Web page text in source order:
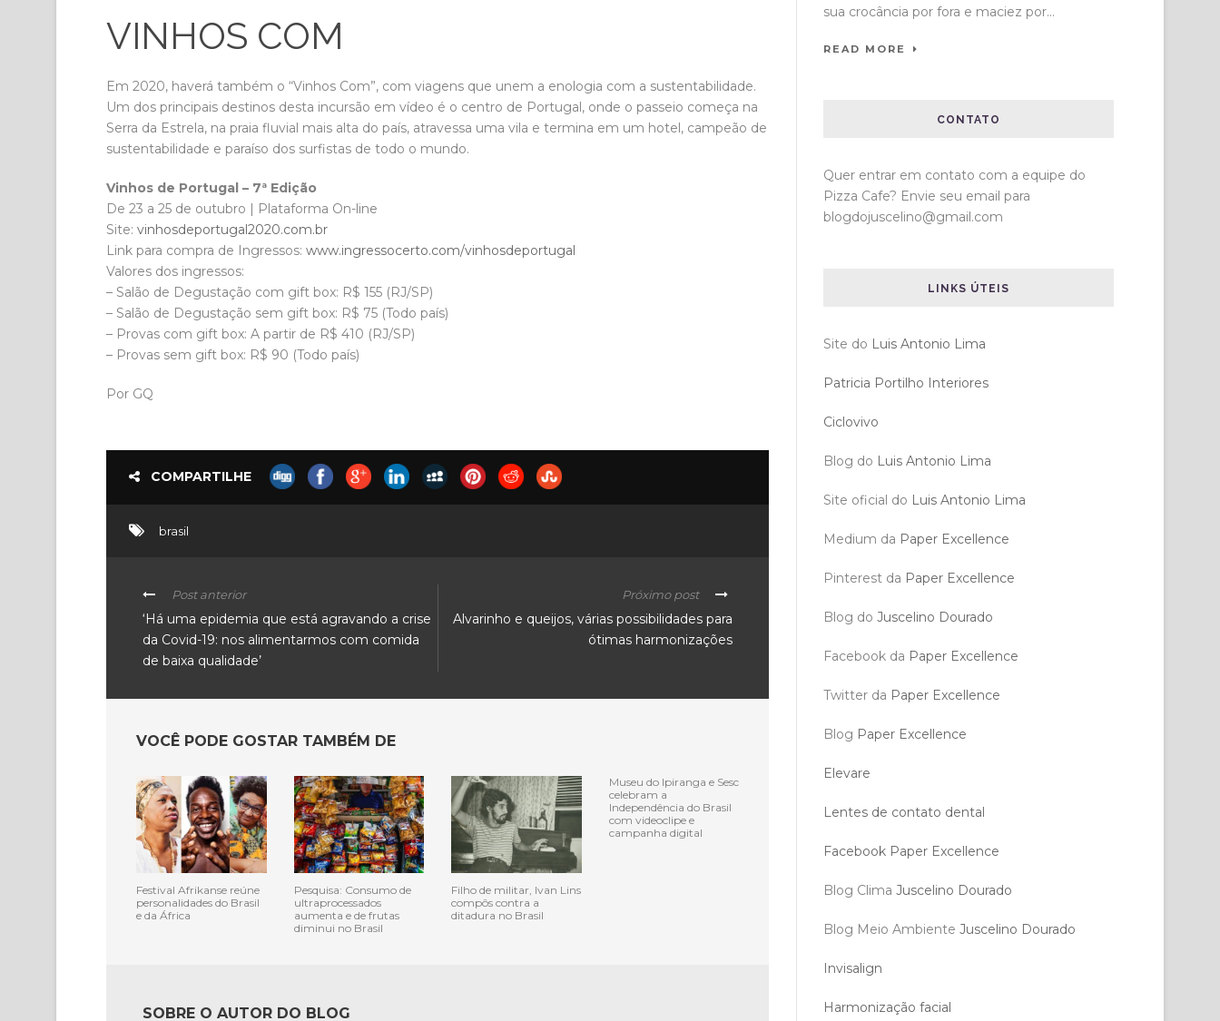
VINHOS COM
Em 2020, haverá também o “Vinhos Com”, com viagens que unem a enologia com a sustentabilidade.
Um dos principais destinos desta incursão em vídeo é o centro de Portugal, onde o passeio começa na
Serra da Estrela, na praia fluvial mais alta do país, atravessa uma vila e termina em um hotel, campeão de
sustentabilidade e paraíso dos surfistas de todo o mundo.
Vinhos de Portugal – 7ª Edição
De 23 a 25 de outubro | Plataforma On-line
Site: vinhosdeportugal2020.com.br
Link para compra de Ingressos: www.ingressocerto.com/vinhosdeportugal
Valores dos ingressos:
– Salão de Degustação com gift box: R$ 155 (RJ/SP)
– Salão de Degustação sem gift box: R$ 75 (Todo país)
– Provas com gift box: A partir de R$ 410 (RJ/SP)
– Provas sem gift box: R$ 90 (Todo país)
Por GQ
COMPARTILHE
brasil
Post anterior
‘Há uma epidemia que está agravando a crise
da Covid-19: nos alimentarmos com comida
de baixa qualidade’
Próximo post
Alvarinho e queijos, várias possibilidades para
ótimas harmonizações
VOCÊ PODE GOSTAR TAMBÉM DE
Festival Afrikanse reúne
personalidades do Brasil
e da África
Pesquisa: Consumo de
ultraprocessados
aumenta e de frutas
diminui no Brasil
Filho de militar, Ivan Lins
compôs contra a
ditadura no Brasil
Museu do Ipiranga e Sesc
celebram a
Independência do Brasil
com videoclipe e
campanha digital
SOBRE O AUTOR DO BLOG
sua crocância por fora e maciez por...
READ MORE
CONTATO
Quer entrar em contato com a equipe do
Pizza Cafe? Envie seu email para
blogdojuscelino@gmail.com
LINKS ÚTEIS
Site do Luis Antonio Lima
Patricia Portilho Interiores
Ciclovivo
Blog do Luis Antonio Lima
Site oficial do Luis Antonio Lima
Medium da Paper Excellence
Pinterest da Paper Excellence
Blog do Juscelino Dourado
Facebook da Paper Excellence
Twitter da Paper Excellence
Blog Paper Excellence
Elevare
Lentes de contato dental
Facebook Paper Excellence
Blog Clima Juscelino Dourado
Blog Meio Ambiente Juscelino Dourado
Invisalign
Harmonização facial